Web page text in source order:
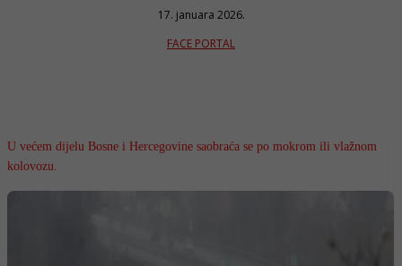
17. januara 2026.
FACE PORTAL
U većem dijelu Bosne i Hercegovine saobraća se po mokrom ili vlažnom
kolovozu.